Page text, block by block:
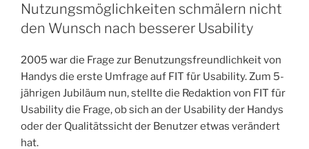
sich
nur
für
die
mobile
Nutzung“
Nutzungsmöglichkeiten schmälern nicht
den Wunsch nach besserer Usability
2005 war die Frage zur Benutzungsfreundlichkeit von
Handys die erste Umfrage auf FIT für Usability. Zum 5-
jährigen Jubiläum nun, stellte die Redaktion von FIT für
Usability die Frage, ob sich an der Usability der Handys
oder der Qualitätssicht der Benutzer etwas verändert
hat.